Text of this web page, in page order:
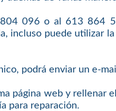
096 o al 613 864
incluso puede utilizar
podrá enviar un e-
página web y
para reparación.